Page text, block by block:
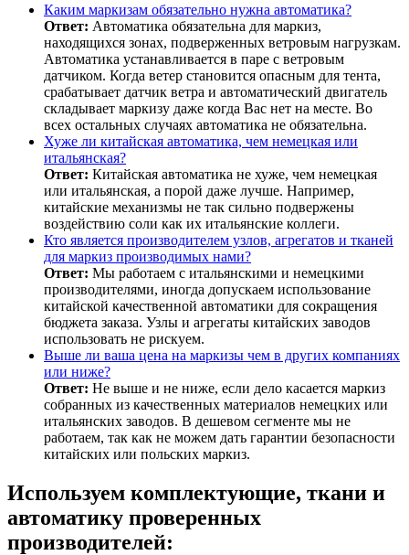
Каким маркизам обязательно нужна автоматика?
Ответ: Автоматика обязательна для маркиз,
находящихся зонах, подверженных ветровым нагрузкам.
Автоматика устанавливается в паре с ветровым
датчиком. Когда ветер становится опасным для тента,
срабатывает датчик ветра и автоматический двигатель
складывает маркизу даже когда Вас нет на месте. Во
всех остальных случаях автоматика не обязательна.
Хуже ли китайская автоматика, чем немецкая или
итальянская?
Ответ: Китайская автоматика не хуже, чем немецкая
или итальянская, а порой даже лучше. Например,
китайские механизмы не так сильно подвержены
воздействию соли как их итальянские коллеги.
Кто является производителем узлов, агрегатов и тканей
для маркиз производимых нами?
Ответ: Мы работаем с итальянскими и немецкими
производителями, иногда допускаем использование
китайской качественной автоматики для сокращения
бюджета заказа. Узлы и агрегаты китайских заводов
использовать не рискуем.
Выше ли ваша цена на маркизы чем в других компаниях
или ниже?
Ответ: Не выше и не ниже, если дело касается маркиз
собранных из качественных материалов немецких или
итальянских заводов. В дешевом сегменте мы не
работаем, так как не можем дать гарантии безопасности
китайских или польских маркиз.
Используем комплектующие, ткани и
автоматику проверенных
производителей: